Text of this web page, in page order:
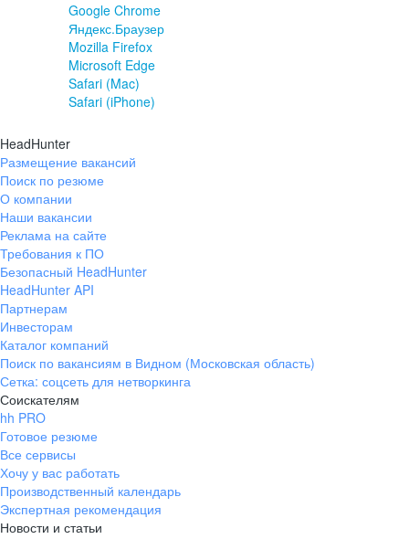
Google Chrome
Яндекс.Браузер
Mozilla Firefox
Microsoft Edge
Safari (Mac)
Safari (iPhone)
HeadHunter
Размещение вакансий
Поиск по резюме
О компании
Наши вакансии
Реклама на сайте
Требования к ПО
Безопасный HeadHunter
HeadHunter API
Партнерам
Инвесторам
Каталог компаний
Поиск по вакансиям в Видном (Московская область)
Сетка: соцсеть для нетворкинга
Соискателям
hh PRO
Готовое резюме
Все сервисы
Хочу у вас работать
Производственный календарь
Экспертная рекомендация
Новости и статьи